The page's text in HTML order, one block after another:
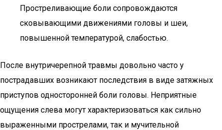
Простреливающие боли сопровождаются
сковывающими движениями головы и шеи,
повышенной температурой, слабостью.
После внутричерепной травмы довольно часто у
пострадавших возникают последствия в виде затяжных
приступов односторонней боли головы. Неприятные
ощущения слева могут характеризоваться как сильно
выраженными прострелами, так и мучительной